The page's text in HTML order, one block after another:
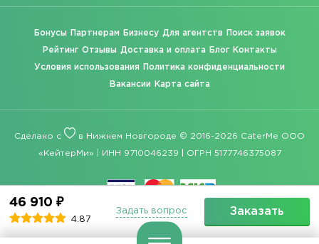
46 910 ₽
4.87
Заказать
Задать вопрос
Бонусы Партнерам Бизнесу Для агентств Поиск заявок
Рейтинг Отзывы Доставка и оплата Блог Контакты
Условия использования Политика конфиденциальности
Вакансии Карта сайта
Сделано с в Нижнем Новгороде © 2016-2026 CaterMe ООО
«КейтерМи» | ИНН 9710046239 | ОГРН 5177746375087